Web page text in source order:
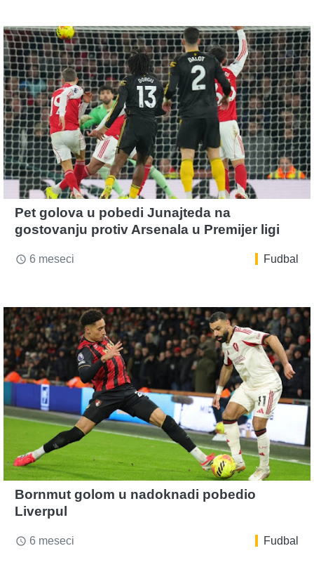
Pet golova u pobedi Junajteda na
gostovanju protiv Arsenala u Premijer ligi
access_time 6 meseci Fudbal
Bornmut golom u nadoknadi pobedio
Liverpul
access_time 6 meseci Fudbal